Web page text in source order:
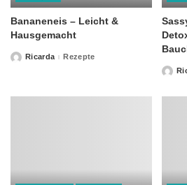
Bananeneis – Leicht &
Hausgemacht
PostedRicarda Rezepte